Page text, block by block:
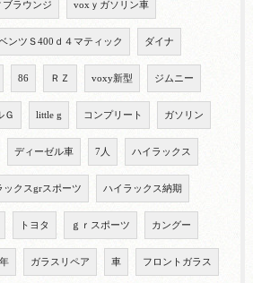
ブラウンジ voxｙガソリン車
ンツＳ400ｄ４マティック ダイナ
86 ＲＺ voxy新型 ジムニー
Ｇ little g コンプリート ガソリン
ディーゼル車 7人 ハイラックス
ックスgrスポーツ ハイラックス納期
トヨタ ｇｒスポーツ カングー
ガラスリペア 車 フロントガラス